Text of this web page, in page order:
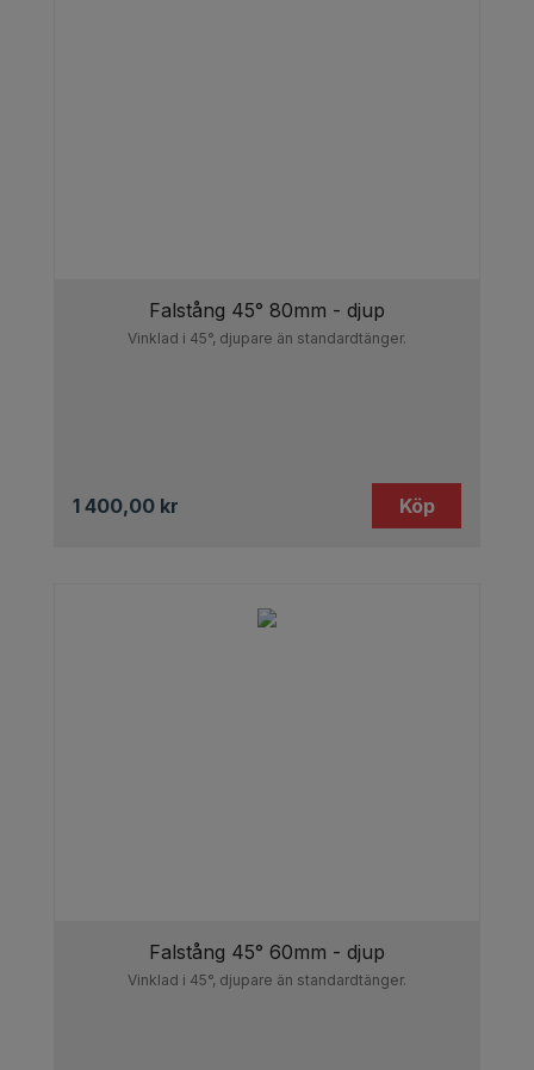
Falstång 45° 80mm - djup
Vinklad i 45°, djupare än standardtänger.
1 400,00 kr Köp
Falstång 45° 60mm - djup
Vinklad i 45°, djupare än standardtänger.